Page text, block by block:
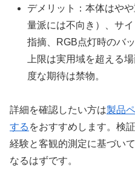
デメリット：本体はや
量派には不向き）、サ
指摘、RGB点灯時のバ
上限は実用域を超える
度な期待は禁物。
詳細を確認したい方は製品
する をおすすめします。検
経験と客観的測定に基づい
なるはずです。